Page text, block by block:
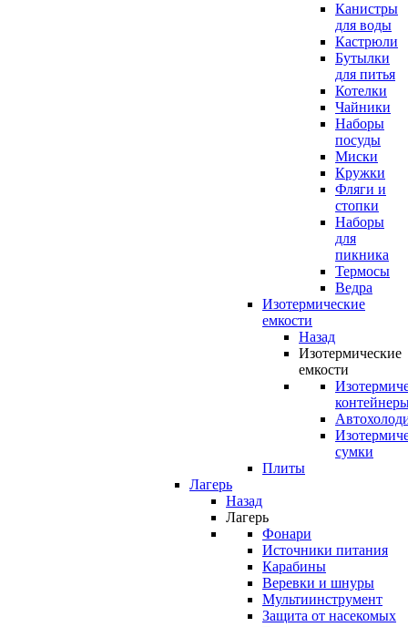
Канистры
для воды
Кастрюли
Бутылки
для питья
Котелки
Чайники
Наборы
посуды
Миски
Кружки
Фляги и
стопки
Наборы
для
пикника
Термосы
Ведра
Изотермические
емкости
Назад
Изотермические
емкости
сумки
Плиты
Лагерь
Назад
Лагерь
Фонари
Источники питания
Карабины
Веревки и шнуры
Мультиинструмент
Защита от насекомых